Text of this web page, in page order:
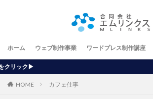
ホーム ウェブ制作事業 ワードプレス制作講座
HOME カフェ仕事